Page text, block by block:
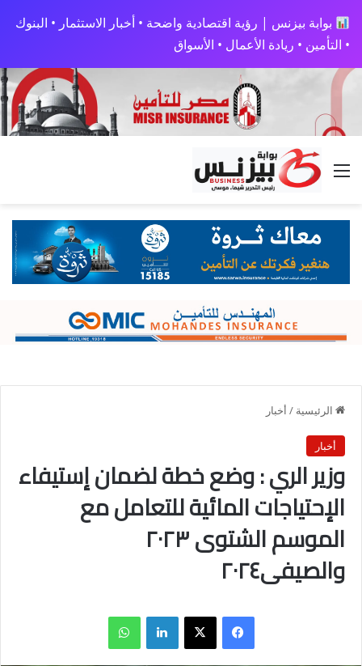
بوابة بيزنس | رؤية اقتصادية واضحة • أخبار الاستثمار • البنوك
• التأمين • ريادة الأعمال • الأسواق
القائمة
الرئيسية / أخبار
أخبار
وزير الري : وضع خطة لضمان إستيفاء
الإحتياجات المائية للتعامل مع
الموسم الشتوى ٢٠٢٣
والصيفى٢٠٢٤
فيسبوك X لينكدإن